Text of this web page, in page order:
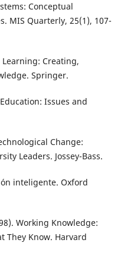
Conceptual
MIS Quarterly, 25(1), 107-
Creating,
Springer.
Issues and
Change:
Leaders. Jossey-Bass.
inteligente. Oxford
Working Knowledge:
They Know. Harvard